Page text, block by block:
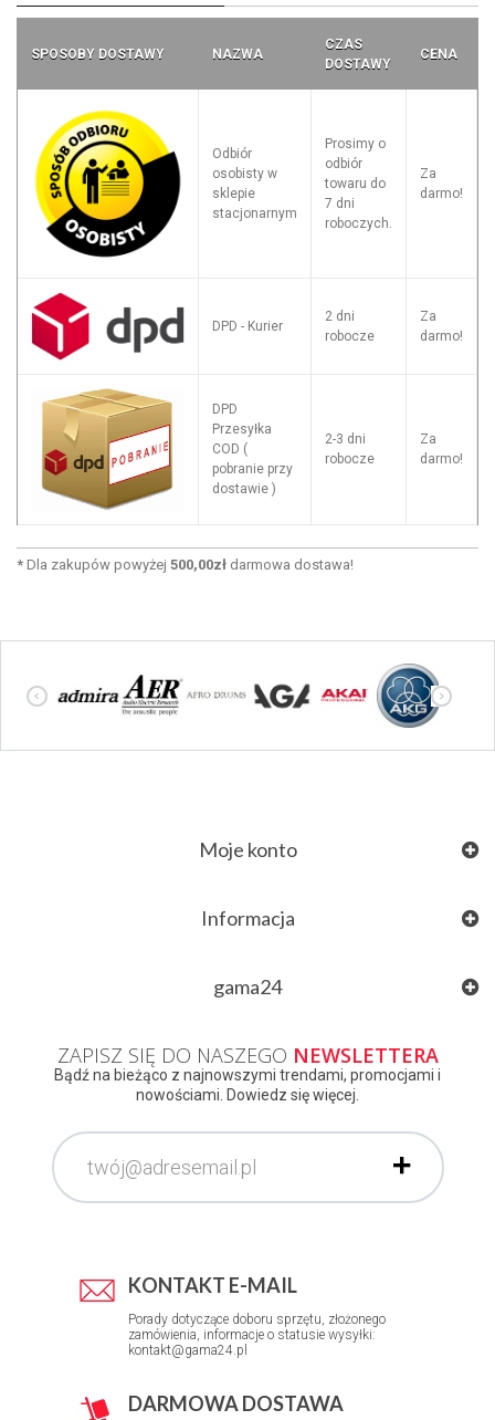
SPOSOBY DOSTAWY NAZWA
CZAS
DOSTAWY
CENA
Odbiór
osobisty w
sklepie
stacjonarnym
Prosimy o
odbiór
towaru do
7 dni
roboczych.
Za
darmo!
DPD - Kurier
2 dni
robocze
Za
darmo!
DPD
Przesyłka
COD (
pobranie przy
dostawie )
2-3 dni
robocze
Za
darmo!
* Dla zakupów powyżej 500,00zł darmowa dostawa!
Moje konto
Informacja
gama24
ZAPISZ SIĘ DO NASZEGO NEWSLETTERA
Bądź na bieżąco z najnowszymi trendami, promocjami i
nowościami. Dowiedz się więcej.
KONTAKT E-MAIL
Porady dotyczące doboru sprzętu, złożonego
zamówienia, informacje o statusie wysyłki:
kontakt@gama24.pl
DARMOWA DOSTAWA